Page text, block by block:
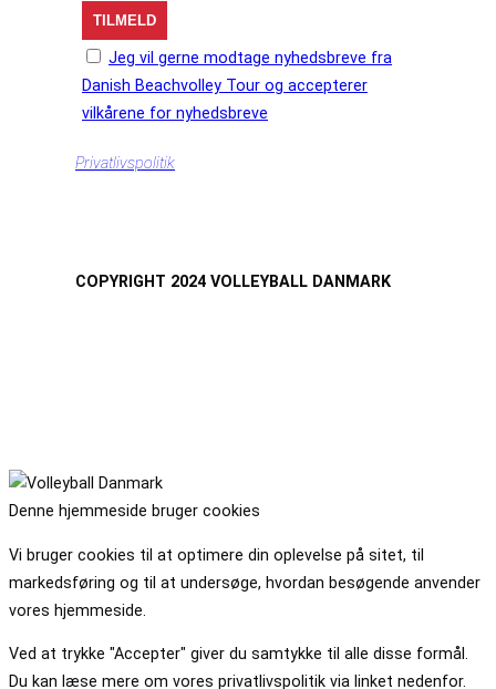
Jeg vil gerne modtage nyhedsbreve fra
Danish Beachvolley Tour og accepterer
vilkårene for nyhedsbreve
Privatlivspolitik
COPYRIGHT 2024 VOLLEYBALL DANMARK
Denne hjemmeside bruger cookies
Vi bruger cookies til at optimere din oplevelse på sitet, til
markedsføring og til at undersøge, hvordan besøgende anvender
vores hjemmeside.
Ved at trykke "Accepter" giver du samtykke til alle disse formål.
Du kan læse mere om vores privatlivspolitik via linket nedenfor.